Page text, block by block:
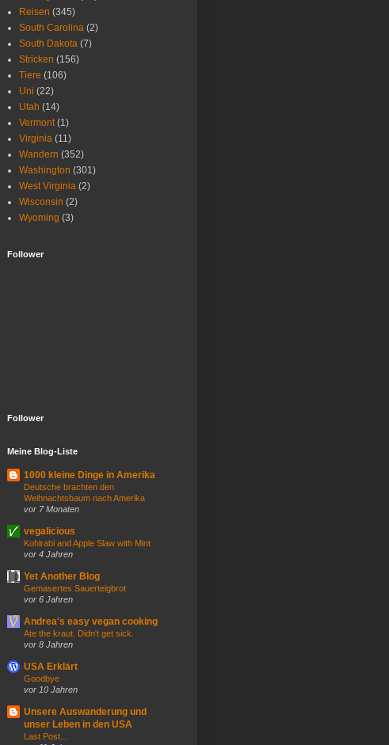
Reisen (345)
South Carolina (2)
South Dakota (7)
Stricken (156)
Tiere (106)
Uni (22)
Utah (14)
Vermont (1)
Virginia (11)
Wandern (352)
Washington (301)
West Virginia (2)
Wisconsin (2)
Wyoming (3)
Follower
Follower
Meine Blog-Liste
1000 kleine Dinge in Amerika
Deutsche brachten den
Weihnachtsbaum nach Amerika
vor 7 Monaten
vegalicious
Kohlrabi and Apple Slaw with Mint
vor 4 Jahren
Yet Another Blog
Gemasertes Sauerteigbrot
vor 6 Jahren
Andrea's easy vegan cooking
Ate the kraut. Didn't get sick.
vor 8 Jahren
USA Erklärt
Goodbye
vor 10 Jahren
Unsere Auswanderung und
unser Leben in den USA
Last Post...